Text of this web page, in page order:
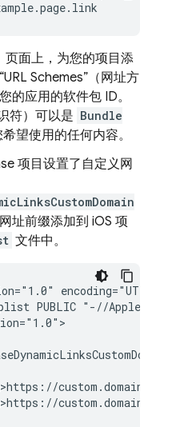
页面上，为您的项目添
Schemes”（网址方
的应用的软件包 ID。
符）可以是 Bundle
望使用的任何内容。
项目设置了自定义网
址前缀添加到 iOS 项
文件中。
encoding="UTF-
PUBLIC "-//Apple//
custom.domain.io/